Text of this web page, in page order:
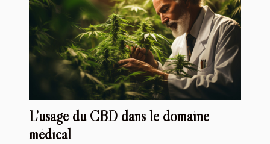
L’usage du CBD dans le domaine
médical